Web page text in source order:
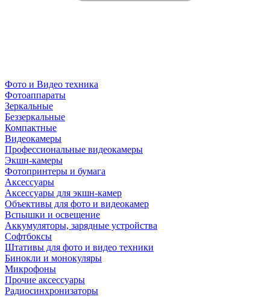
Фото и Видео техника
Фотоаппараты
Зеркальные
Беззеркальные
Компактные
Видеокамеры
Профессиональные видеокамеры
Экшн-камеры
Фотопринтеры и бумага
Аксессуары
Аксессуары для экшн-камер
Объективы для фото и видеокамер
Вспышки и освещение
Аккумуляторы, зарядные устройства
Софтбоксы
Штативы для фото и видео техники
Бинокли и монокуляры
Микрофоны
Прочие аксессуары
Радиосинхронизаторы